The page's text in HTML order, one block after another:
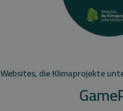
Websites, die Klimaprojekte